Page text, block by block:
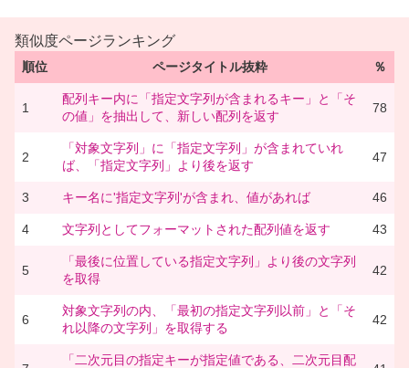
類似度ページランキング
順位 ページタイトル抜粋 ％
1
配列キー内に「指定文字列が含まれるキー」と「そ
の値」を抽出して、新しい配列を返す
78
2
「対象文字列」に「指定文字列」が含まれていれ
ば、「指定文字列」より後を返す
47
3 キー名に'指定文字列'が含まれ、値があれば 46
4 文字列としてフォーマットされた配列値を返す 43
5
「最後に位置している指定文字列」より後の文字列
を取得
42
6
対象文字列の内、「最初の指定文字列以前」と「そ
れ以降の文字列」を取得する
42
「二次元目の指定キーが指定値である、二次元目配